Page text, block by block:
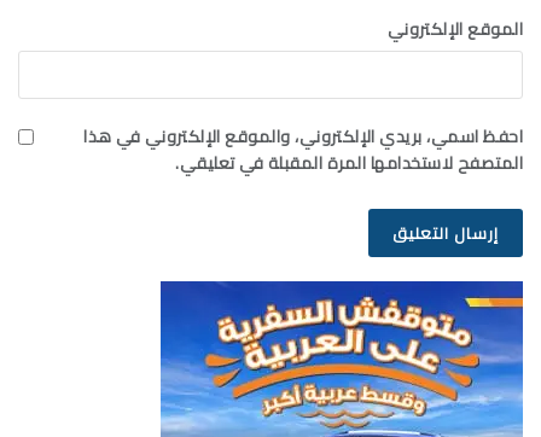
الموقع الإلكتروني
احفظ اسمي، بريدي الإلكتروني، والموقع الإلكتروني في هذا
المتصفح لاستخدامها المرة المقبلة في تعليقي.